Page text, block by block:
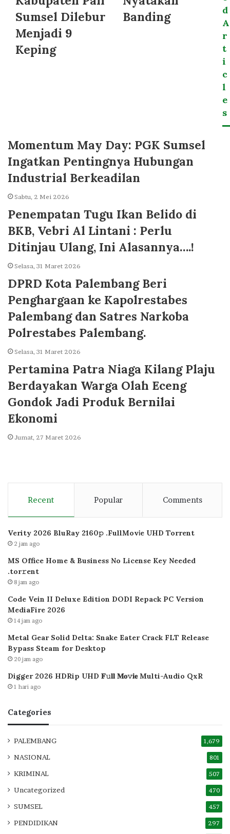
Sumsel Dilebur
Menjadi 9
Keping
Banding
d
A
r
t
i
c
l
e
s
Momentum May Day: PGK Sumsel
Ingatkan Pentingnya Hubungan
Industrial Berkeadilan
Sabtu, 2 Mei 2026
Penempatan Tugu Ikan Belido di
BKB, Vebri Al Lintani : Perlu
Ditinjau Ulang, Ini Alasannya….!
Selasa, 31 Maret 2026
DPRD Kota Palembang Beri
Penghargaan ke Kapolrestabes
Palembang dan Satres Narkoba
Polrestabes Palembang.
Selasa, 31 Maret 2026
Pertamina Patra Niaga Kilang Plaju
Berdayakan Warga Olah Eceng
Gondok Jadi Produk Bernilai
Ekonomi
Jumat, 27 Maret 2026
Recent Popular Comments
Verity 2026 BluRay 2160𝚙 .FullMov𝗂e UHD Torrent
2 jam ago
MS Office Home & Business No License Key Needed
.tоr𝚛еnt
8 jam ago
Code Vein II Deluxe Edition DODI Repack PC Version
MediaFire 2026
14 jam ago
Metal Gear Solid Delta: Snake Eater Crack FLT Release
Bypass Steam for Desktop
20 jam ago
Digger 2026 HDRip UHD 𝐅𝚞𝐥𝐥 𝐌𝐨𝚟𝐢𝐞 Multi-Audio QxR
1 hari ago
Categories
PALEMBANG 1,679
NASIONAL 801
KRIMINAL 507
Uncategorized 470
SUMSEL 457
PENDIDIKAN 297